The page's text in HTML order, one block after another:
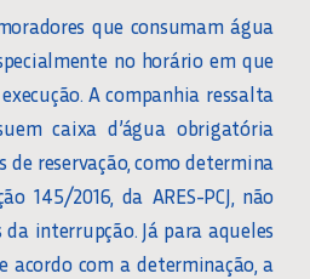
que consumam água
no horário em que
A companhia ressalta
caixa d’água obrigatória
de reservação, como determina
145/2016, da ARES-PCJ, não
interrupção. Já para aqueles
acordo com a determinação, a